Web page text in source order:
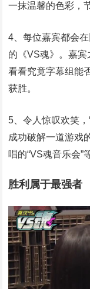
一抹温馨的色彩，
4、每位嘉宾都会
的《VS魂》。嘉宾
看看究竟字幕组能
获胜。
5、令人惊叹欢笑，
成功破解一道游戏
唱的“VS魂音乐会”
胜利属于最强者